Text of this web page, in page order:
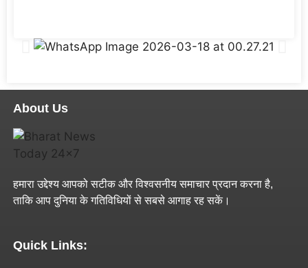
About Us
हमारा उद्देश्य आपको सटीक और विश्वसनीय समाचार प्रदान करना है,
ताकि आप दुनिया के गतिविधियों से सबसे आगाह रह सकें।
Quick Links: